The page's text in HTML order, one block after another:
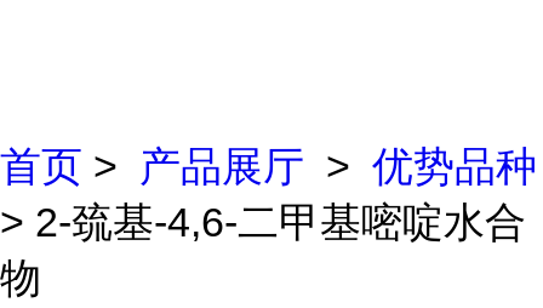
首页 > 产品展厅 > 优势品种
> 2-巯基-4,6-二甲基嘧啶水合
物